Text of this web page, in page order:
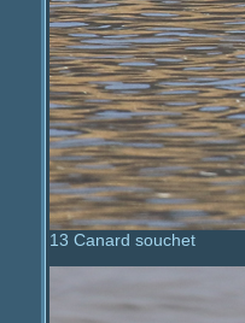
13 Canard souchet